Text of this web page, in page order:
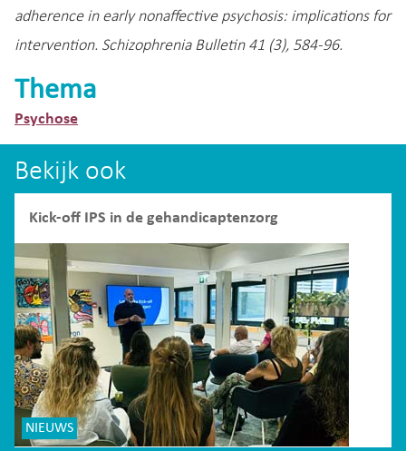
adherence in early nonaffective psychosis: implications for
intervention. Schizophrenia Bulletin 41 (3), 584-96.
Thema
Psychose
Bekijk ook
Kick-off IPS in de gehandicaptenzorg
NIEUWS